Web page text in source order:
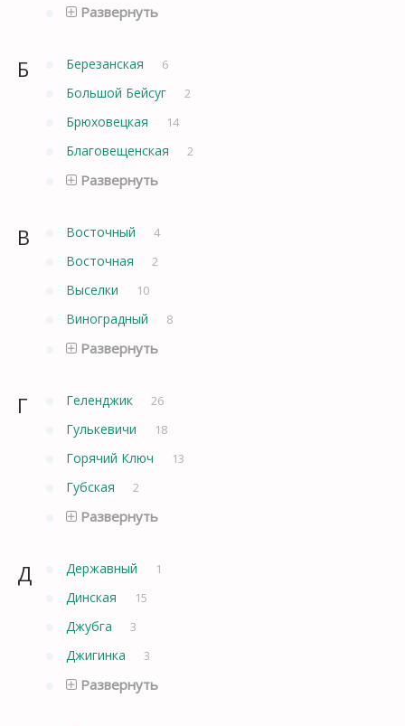
Развернуть
Б Березанская 6
Большой Бейсуг 2
Брюховецкая 14
Благовещенская 2
Развернуть
В Восточный 4
Восточная 2
Выселки 10
Виноградный 8
Развернуть
Г Геленджик 26
Гулькевичи 18
Горячий Ключ 13
Губская 2
Развернуть
Д Державный 1
Динская 15
Джубга 3
Джигинка 3
Развернуть